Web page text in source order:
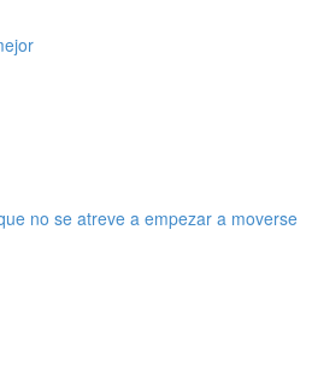
no se atreve a empezar a moverse